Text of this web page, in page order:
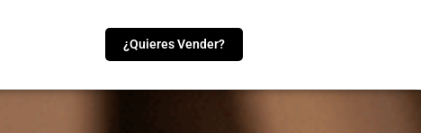
¿Quieres Vender?